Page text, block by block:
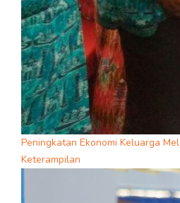
Peningkatan Ekonomi Keluarga
Keterampilan